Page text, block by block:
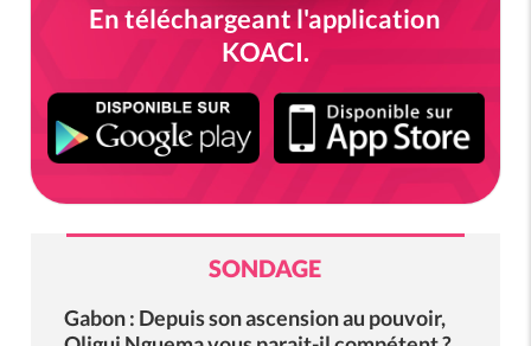
En téléchargeant l'application
KOACI.
SONDAGE
Gabon : Depuis son ascension au pouvoir,